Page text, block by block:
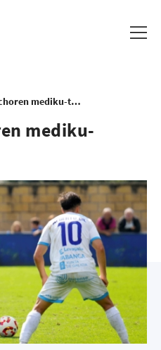
Sergio Camachoren mediku-txostena
mediku-